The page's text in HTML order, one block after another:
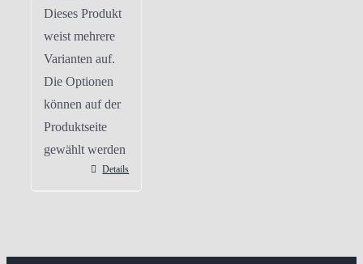
Dieses Produkt
weist mehrere
Varianten auf.
Die Optionen
können auf der
Produktseite
gewählt werden
Details